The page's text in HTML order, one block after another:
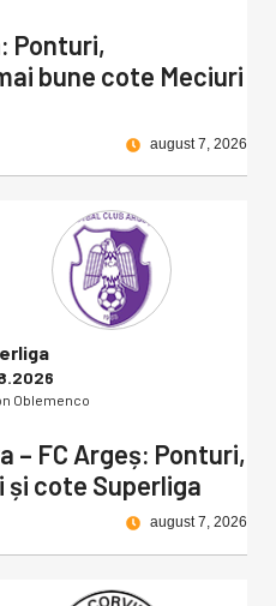
Ponturi,
bune cote Meciuri
august 7, 2026
Oblemenco
– FC Argeș: Ponturi,
și cote Superliga
august 7, 2026